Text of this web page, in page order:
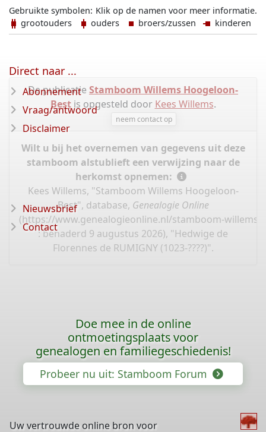
Klik op de namen voor meer informatie.
Gebruikte symbolen:
grootouders
ouders broers/zussen kinderen
De publicatie Stamboom Willems Hoogeloon-
Bestis opgesteld door Kees Willems.
neem contact op
Wilt u bij het overnemen van gegevens uit deze
stamboom alstublieft een verwijzing naar de
herkomst opnemen:
Kees Willems, "Stamboom Willems Hoogeloon-
Best", database, Genealogie Online
(https://www.genealogieonline.nl/stamboom-willems-
: benaderd 9 augustus 2026), "Hedwige de
Florennes de RUMIGNY (1023-????)".
Direct naar ...
Abonnement
Vraag/antwoord
Disclaimer
Nieuwsbrief
Contact
Doe mee in de online
ontmoetingsplaats voor
genealogen en familiegeschiedenis!
Probeer nu uit: Stamboom Forum
Uw vertrouwde online bron voor